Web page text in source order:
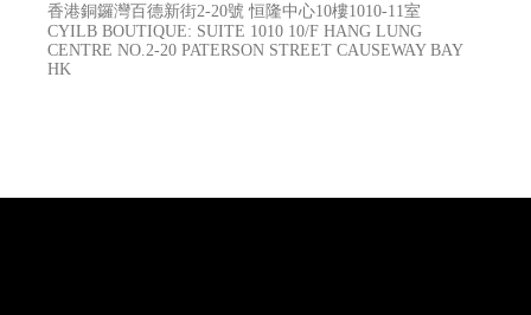
香港銅鑼灣百德新街2-20號 恒隆中心10樓1010-11室
CYILB BOUTIQUE: SUITE 1010 10/F HANG LUNG
CENTRE NO.2-20 PATERSON STREET CAUSEWAY BAY
HK